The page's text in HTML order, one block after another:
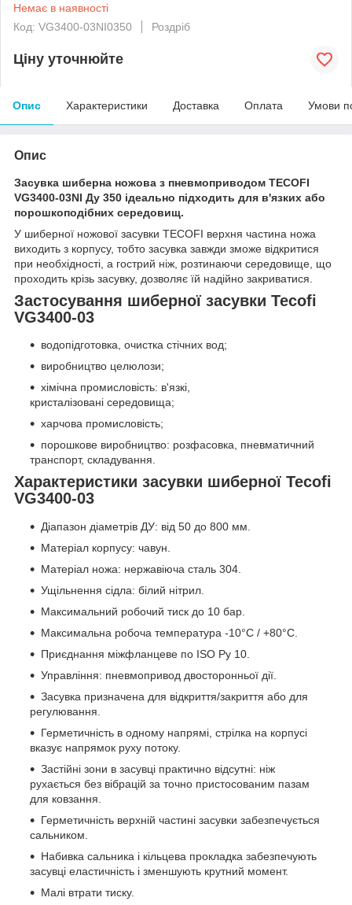
Немає в наявності
Код: VG3400-03NI0350
Роздріб
Ціну уточнюйте
Опис Характеристики Доставка Оплата Умови
Опис
Засувка шиберна ножова з пневмоприводом TECOFI
VG3400-03NI Ду 350 ідеально підходить для в'язких або
порошкоподібних середовищ.
У шиберної ножової засувки TECOFI верхня частина ножа
виходить з корпусу, тобто засувка завжди зможе відкритися
при необхідності, а гострий ніж, розтинаючи середовище, що
проходить крізь засувку, дозволяє їй надійно закриватися.
Застосування шиберної засувки Tecofi
VG3400-03
водопідготовка, очистка стічних вод;
виробництво целюлози;
хімічна промисловість: в'язкі,
кристалізовані середовища;
харчова промисловість;
порошкове виробництво: розфасовка, пневматичний
транспорт, складування.
Характеристики засувки шиберної Tecofi
VG3400-03
Діапазон діаметрів ДУ: від 50 до 800 мм.
Матеріал корпусу: чавун.
Матеріал ножа: нержавіюча сталь 304.
Ущільнення сідла: білий нітрил.
Максимальний робочий тиск до 10 бар.
Максимальна робоча температура -10°C / +80°C.
Приєднання міжфланцеве по ISO Ру 10.
Управління: пневмопривод двосторонньої дії.
Засувка призначена для відкриття/закриття або для
регулювання.
Герметичність в одному напрямі, стрілка на корпусі
вказує напрямок руху потоку.
Застійні зони в засувці практично відсутні: ніж
рухається без вібрацій за точно пристосованим пазам
для ковзання.
Герметичність верхній частині засувки забезпечується
сальником.
Набивка сальника і кільцева прокладка забезпечують
засувці еластичність і зменшують крутний момент.
Малі втрати тиску.